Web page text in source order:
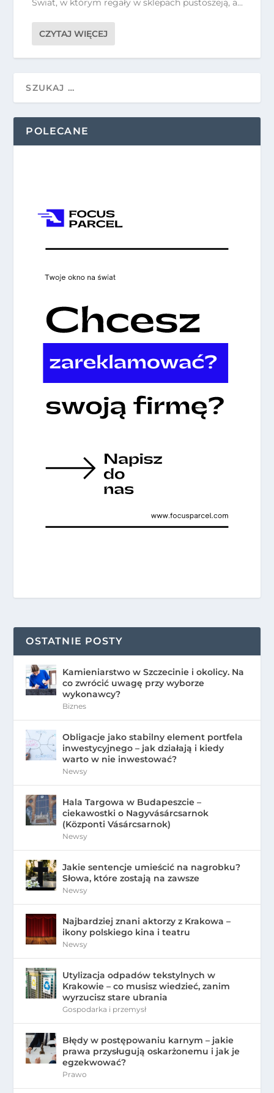
Świat, w którym regały w sklepach pustoszeją, a...
CZYTAJ WIĘCEJ
POLECANE
OSTATNIE POSTY
Kamieniarstwo w Szczecinie i okolicy. Na
co zwrócić uwagę przy wyborze
wykonawcy?
Biznes
Obligacje jako stabilny element portfela
inwestycyjnego – jak działają i kiedy
warto w nie inwestować?
Newsy
Hala Targowa w Budapeszcie –
ciekawostki o Nagyvásárcsarnok
(Központi Vásárcsarnok)
Newsy
Jakie sentencje umieścić na nagrobku?
Słowa, które zostają na zawsze
Newsy
Najbardziej znani aktorzy z Krakowa –
ikony polskiego kina i teatru
Newsy
Utylizacja odpadów tekstylnych w
Krakowie – co musisz wiedzieć, zanim
wyrzucisz stare ubrania
Gospodarka i przemysł
Błędy w postępowaniu karnym – jakie
prawa przysługują oskarżonemu i jak je
egzekwować?
Prawo